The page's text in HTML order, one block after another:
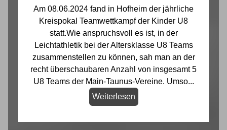
Am 08.06.2024 fand in Hofheim der jährliche
Kreispokal Teamwettkampf der Kinder U8
statt.Wie anspruchsvoll es ist, in der
Leichtathletik bei der Altersklasse U8 Teams
zusammenstellen zu können, sah man an der
recht überschaubaren Anzahl von insgesamt 5
U8 Teams der Main-Taunus-Vereine. Umso...
Weiterlesen